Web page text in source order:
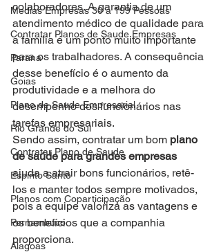
Medias Empresas 30 a 199 Pessoas
Contratar Planos de Saude Empresas
Parana
Goias
Plano de Saude Empresarial
Rio Grande do Sul
Contratar Plano de Saude
Espirito Santo
Planos com Coparticipação
Pernambuco
Alagoas
colaboradores. A garantia de um
atendimento médico de qualidade para
a família é um ponto muito importante
para os trabalhadores. A consequência
desse benefício é o aumento da
produtividade e a melhora do
desempenho dos funcionários nas
tarefas empresariais.
Sendo assim, contratar um bom plano
de saúde para grandes empresas
ajuda a atrair bons funcionários, retê-
los e manter todos sempre motivados,
pois a equipe valoriza as vantagens e
os benefícios que a companhia
proporciona.